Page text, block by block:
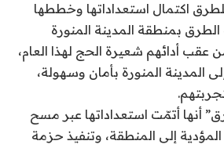
اكتمال استعداداتها وخططها
بمنطقة المدينة المنورة
أدائهم شعيرة الحج لهذا العام،
المدينة المنورة بأمان وسهولة،
أنها أتمّت استعداداتها عبر مسح
إلى المنطقة، وتنفيذ حزمة